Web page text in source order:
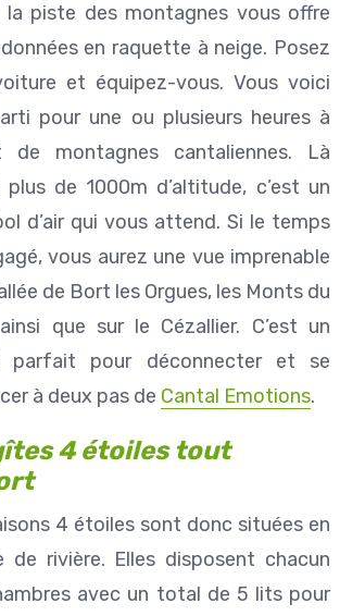
la piste des montagnes vous offre
en raquette à neige. Posez
et équipez-vous. Vous voici
pour une ou plusieurs heures à
de montagnes cantaliennes. Là
de 1000m d’altitude, c’est un
d’air qui vous attend. Si le temps
vous aurez une vue imprenable
de Bort les Orgues, les Monts du
que sur le Cézallier. C’est un
parfait pour déconnecter et se
à deux pas de Cantal Emotions.
4 étoiles tout
4 étoiles sont donc situées en
de rivière. Elles disposent chacun
avec un total de 5 lits pour